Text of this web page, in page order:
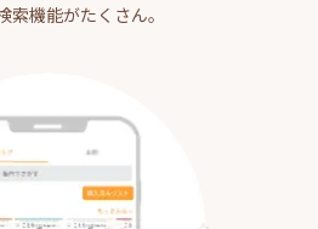
索機能がたくさん。